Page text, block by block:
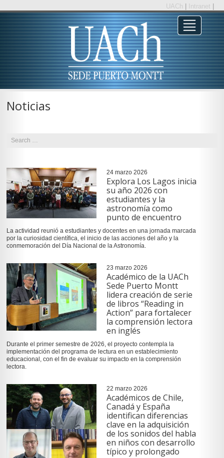
UACh Intranet
Noticias
24 marzo 2026
Explora Los Lagos inicia
su año 2026 con
estudiantes y la
astronomía como
punto de encuentro
La actividad reunió a estudiantes y docentes en una jornada marcada
por la curiosidad científica, el inicio de las acciones del año y la
conmemoración del Día Nacional de la Astronomía.
23 marzo 2026
Académico de la UACh
Sede Puerto Montt
lidera creación de serie
de libros “Reading in
Action” para fortalecer
la comprensión lectora
en inglés
Durante el primer semestre de 2026, el proyecto contempla la
implementación del programa de lectura en un establecimiento
educacional, con el fin de evaluar su impacto en la comprensión
lectora.
22 marzo 2026
Académicos de Chile,
Canadá y España
identifican diferencias
clave en la adquisición
de los sonidos del habla
en niños con desarrollo
típico y prolongado